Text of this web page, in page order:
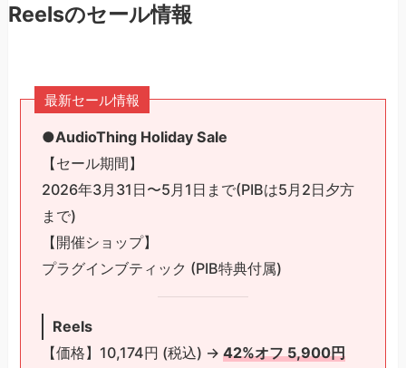
Reelsのセール情報
最新セール情報
●AudioThing Holiday Sale
【セール期間】
2026年3月31日〜5月1日まで(PIBは5月2日夕方
まで)
【開催ショップ】
プラグインブティック (PIB特典付属)
Reels
【価格】10,174円 (税込) → 42%オフ 5,900円